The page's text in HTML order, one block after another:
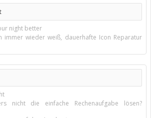
night better
immer wieder weiß, dauerhafte Icon Reparatur
nicht die einfache Rechenaufgabe lösen?